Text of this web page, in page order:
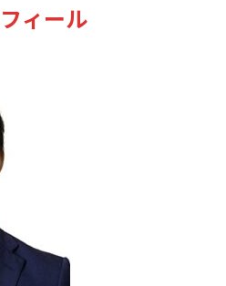
ィール